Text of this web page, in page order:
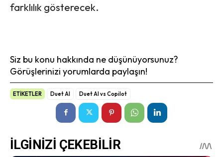
farklılık gösterecek.
Siz bu konu hakkında ne düşünüyorsunuz?
Görüşlerinizi yorumlarda paylaşın!
ETİKETLER Duet AI Duet AI vs Copilot